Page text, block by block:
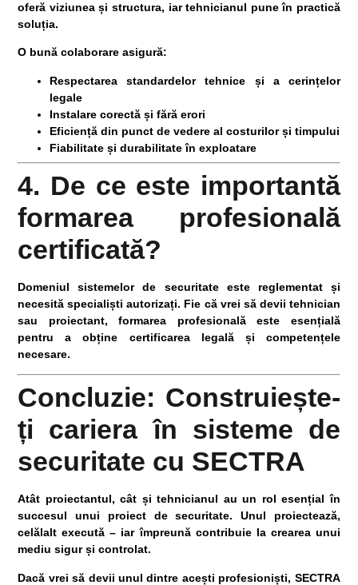
oferă viziunea și structura, iar tehnicianul pune în practică
soluția.
O bună colaborare asigură:
Respectarea standardelor tehnice și a cerințelor
legale
Instalare corectă și fără erori
Eficiență din punct de vedere al costurilor și timpului
Fiabilitate și durabilitate în exploatare
4. De ce este importantă
formarea profesională
certificată?
Domeniul sistemelor de securitate este reglementat și
necesităspecialiști autorizați. Fie că vrei să devii tehnician
sau proiectant, formarea profesională este esențială
pentru a obține certificarea legală și competențele
necesare.
Concluzie: Construiește-
ți cariera în sisteme de
securitate cu SECTRA
Atât proiectantul, cât și tehnicianul au un rol esențial în
succesul unui proiect de securitate. Unul proiectează,
celălalt execută – iar împreună contribuie la crearea unui
mediu sigur și controlat.
Dacă vrei să devii unul dintre acești profesioniști, SECTRA